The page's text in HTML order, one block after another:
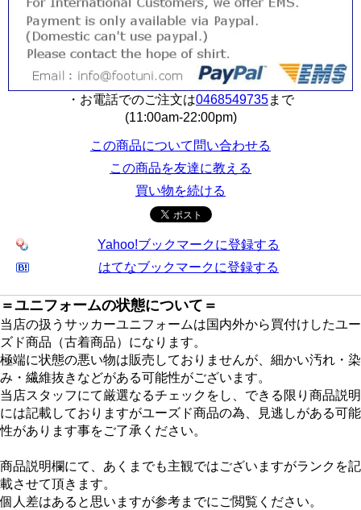
・お電話でのご注文は0468549735まで
(11:00am-22:00pm)
この商品について問い合わせる
この商品を友達に教える
買い物を続ける
Yahoo!ブックマークに登録する
はてなブックマークに登録する
＝ユニフォームの状態について＝
当店の扱うサッカーユニフォームは国内外から買付けしたユー
ズド商品（古着商品）になります。
極端に状態の悪い物は販売しておりませんが、細かい汚れ・染
み・繊維抜きなどがある可能性がございます。
当店スタッフにて厳選なるチェックをし、できる限り商品説明
には記載しておりますがユーズド商品の為、見逃しがある可能
性があります事をご了承ください。
商品説明欄にて、あくまでも主観ではございますがランクを記
載させて頂きます。
個人差はあると思いますが参考までにご閲覧ください。